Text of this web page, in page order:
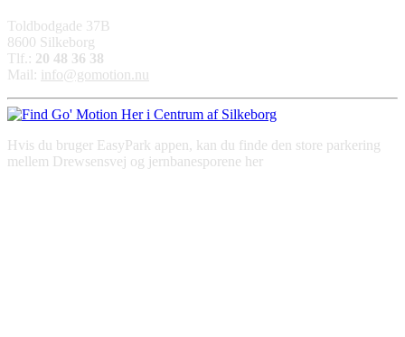
Toldbodgade 37B
8600 Silkeborg
Tlf.: 20 48 36 38
Mail: info@gomotion.nu
Hvis du bruger EasyPark appen, kan du finde den store parkering
mellem Drewsensvej og jernbanesporene her